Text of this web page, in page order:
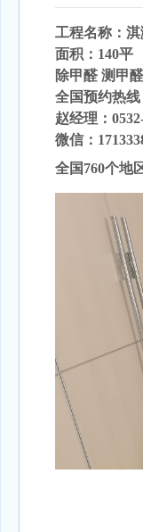
工程名称：淇
面积：140平
除甲醛 测甲
全国预约热线
赵经理：
微信：
全国760个地